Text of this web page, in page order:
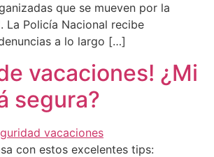
que se mueven por la
La Policía Nacional recibe
a lo largo […]
vacaciones! ¿Mi
segura?
con estos excelentes tips: